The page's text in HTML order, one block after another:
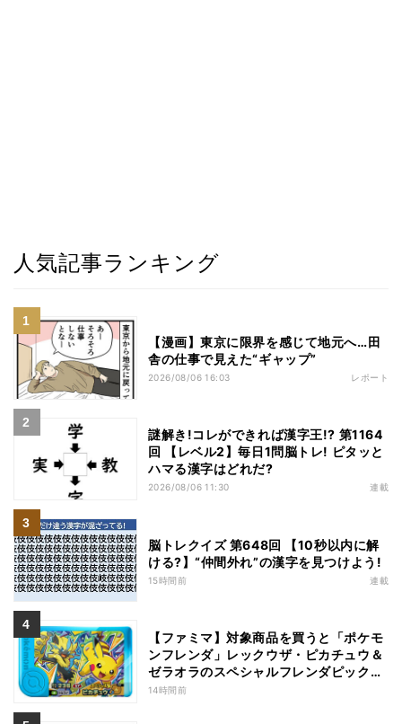
人気記事ランキング
【漫画】東京に限界を感じて地元へ…田
舎の仕事で見えた“ギャップ”
2026/08/06 16:03 レポート
謎解き!コレができれば漢字王!? 第1164
回 【レベル2】毎日1問脳トレ! ピタッと
ハマる漢字はどれだ?
2026/08/06 11:30 連載
脳トレクイズ 第648回 【10秒以内に解
ける?】“仲間外れ”の漢字を見つけよう!
15時間前 連載
【ファミマ】対象商品を買うと「ポケモ
ンフレンダ」レックウザ・ピカチュウ＆
ゼラオラのスペシャルフレンダピックが
もらえるキャンペーン
14時間前